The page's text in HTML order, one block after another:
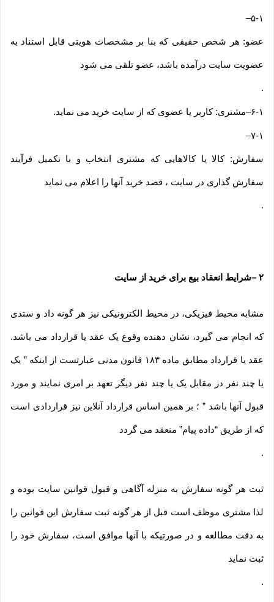
۵-۱–
عضو: هر شخص حقیقی که بنا بر مشخصات هویتی قابل استناد به
عضویت سایت درآمده باشد، عضو تلقی می شود
.
۶-۱–مشتری: کاربر یا عضوی که از سایت خرید می نماید.
۷-۱–
سفارش: کالا یا کالاهایی که مشتری انتخاب و با تکمیل فرآیند
سفارش گذاری در سایت ، قصد خرید آنها را اعلام می نماید
.
۲ –شرایط انعقاد بیع برای خرید از سایت
مشابه محیط فیزیکی، در محیط الکترونیکی نیز هر گونه داد و ستدی
که انجام می گیرد، نشان دهنده وقوع یک عقد یا قرارداد می باشد.
عقد یا قرارداد مطابق ماده ۱۸۳ قانون مدنی عبارتست از اینکه ” یک
یا چند نفر در مقابل یک یا چند نفر دیگر تعهد بر امری نمایند و مورد
قبول آنها باشد ” ؛ بر همین اساس قرارداد آنلاین نیز قراردادی است
که از طریق “داده پیام” منعقد می گردد
.
ثبت هر گونه سفارش به منزله آگاهی و قبول قوانین سایت بوده و
لذا مشتری موظف است قبل از هر گونه ثبت سفارش این قوانین را
به دقت مطالعه و در صورتیکه با آنها موافق است، سفارش خود را
ثبت نماید
.